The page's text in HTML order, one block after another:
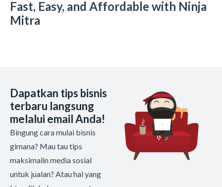
Fast, Easy, and Affordable with Ninja
Mitra
Dapatkan tips bisnis
terbaru langsung
melalui email Anda!
Bingung cara mulai bisnis
gimana? Mau tau tips
maksimalin media sosial
untuk jualan? Atau hal yang